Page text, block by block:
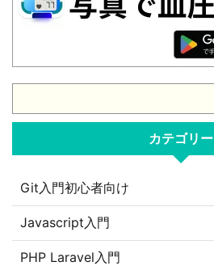
カテゴリー
Git入門初心者向け
Javascript入門
PHP Laravel入門